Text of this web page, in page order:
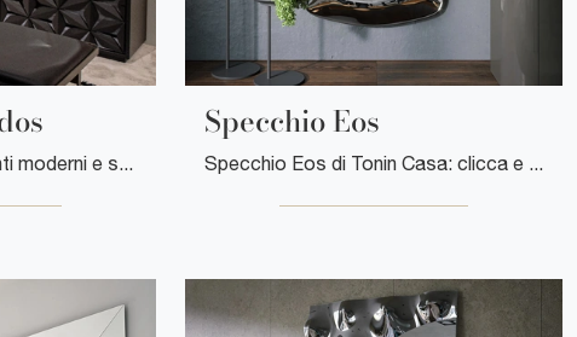
Se desideri Complementi moderni e specchi senza cornice ottieni informazioni sul modello Specchio Kaleidos dell'azienda Tonin Casa.
Specchio Eos
Specchio Eos di Tonin Casa: clicca e ottieni informazioni sui Complementi e specchi design in vetro del noto e conosciuto marchio!